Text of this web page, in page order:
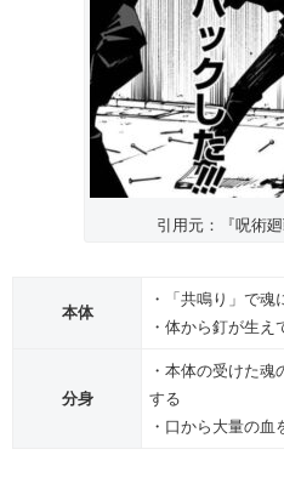
引用元：『呪術
本体
・「共鳴り」で魂
・体から釘が生え
分身
・本体の受けた
する
・口から大量の血